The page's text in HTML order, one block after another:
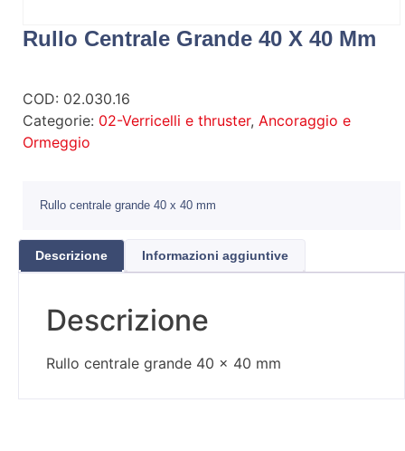
Rullo Centrale Grande 40 X 40 Mm
COD: 02.030.16
Categorie: 02-Verricelli e thruster, Ancoraggio e
Ormeggio
Rullo centrale grande 40 x 40 mm
Descrizione Informazioni aggiuntive
Descrizione
Rullo centrale grande 40 x 40 mm